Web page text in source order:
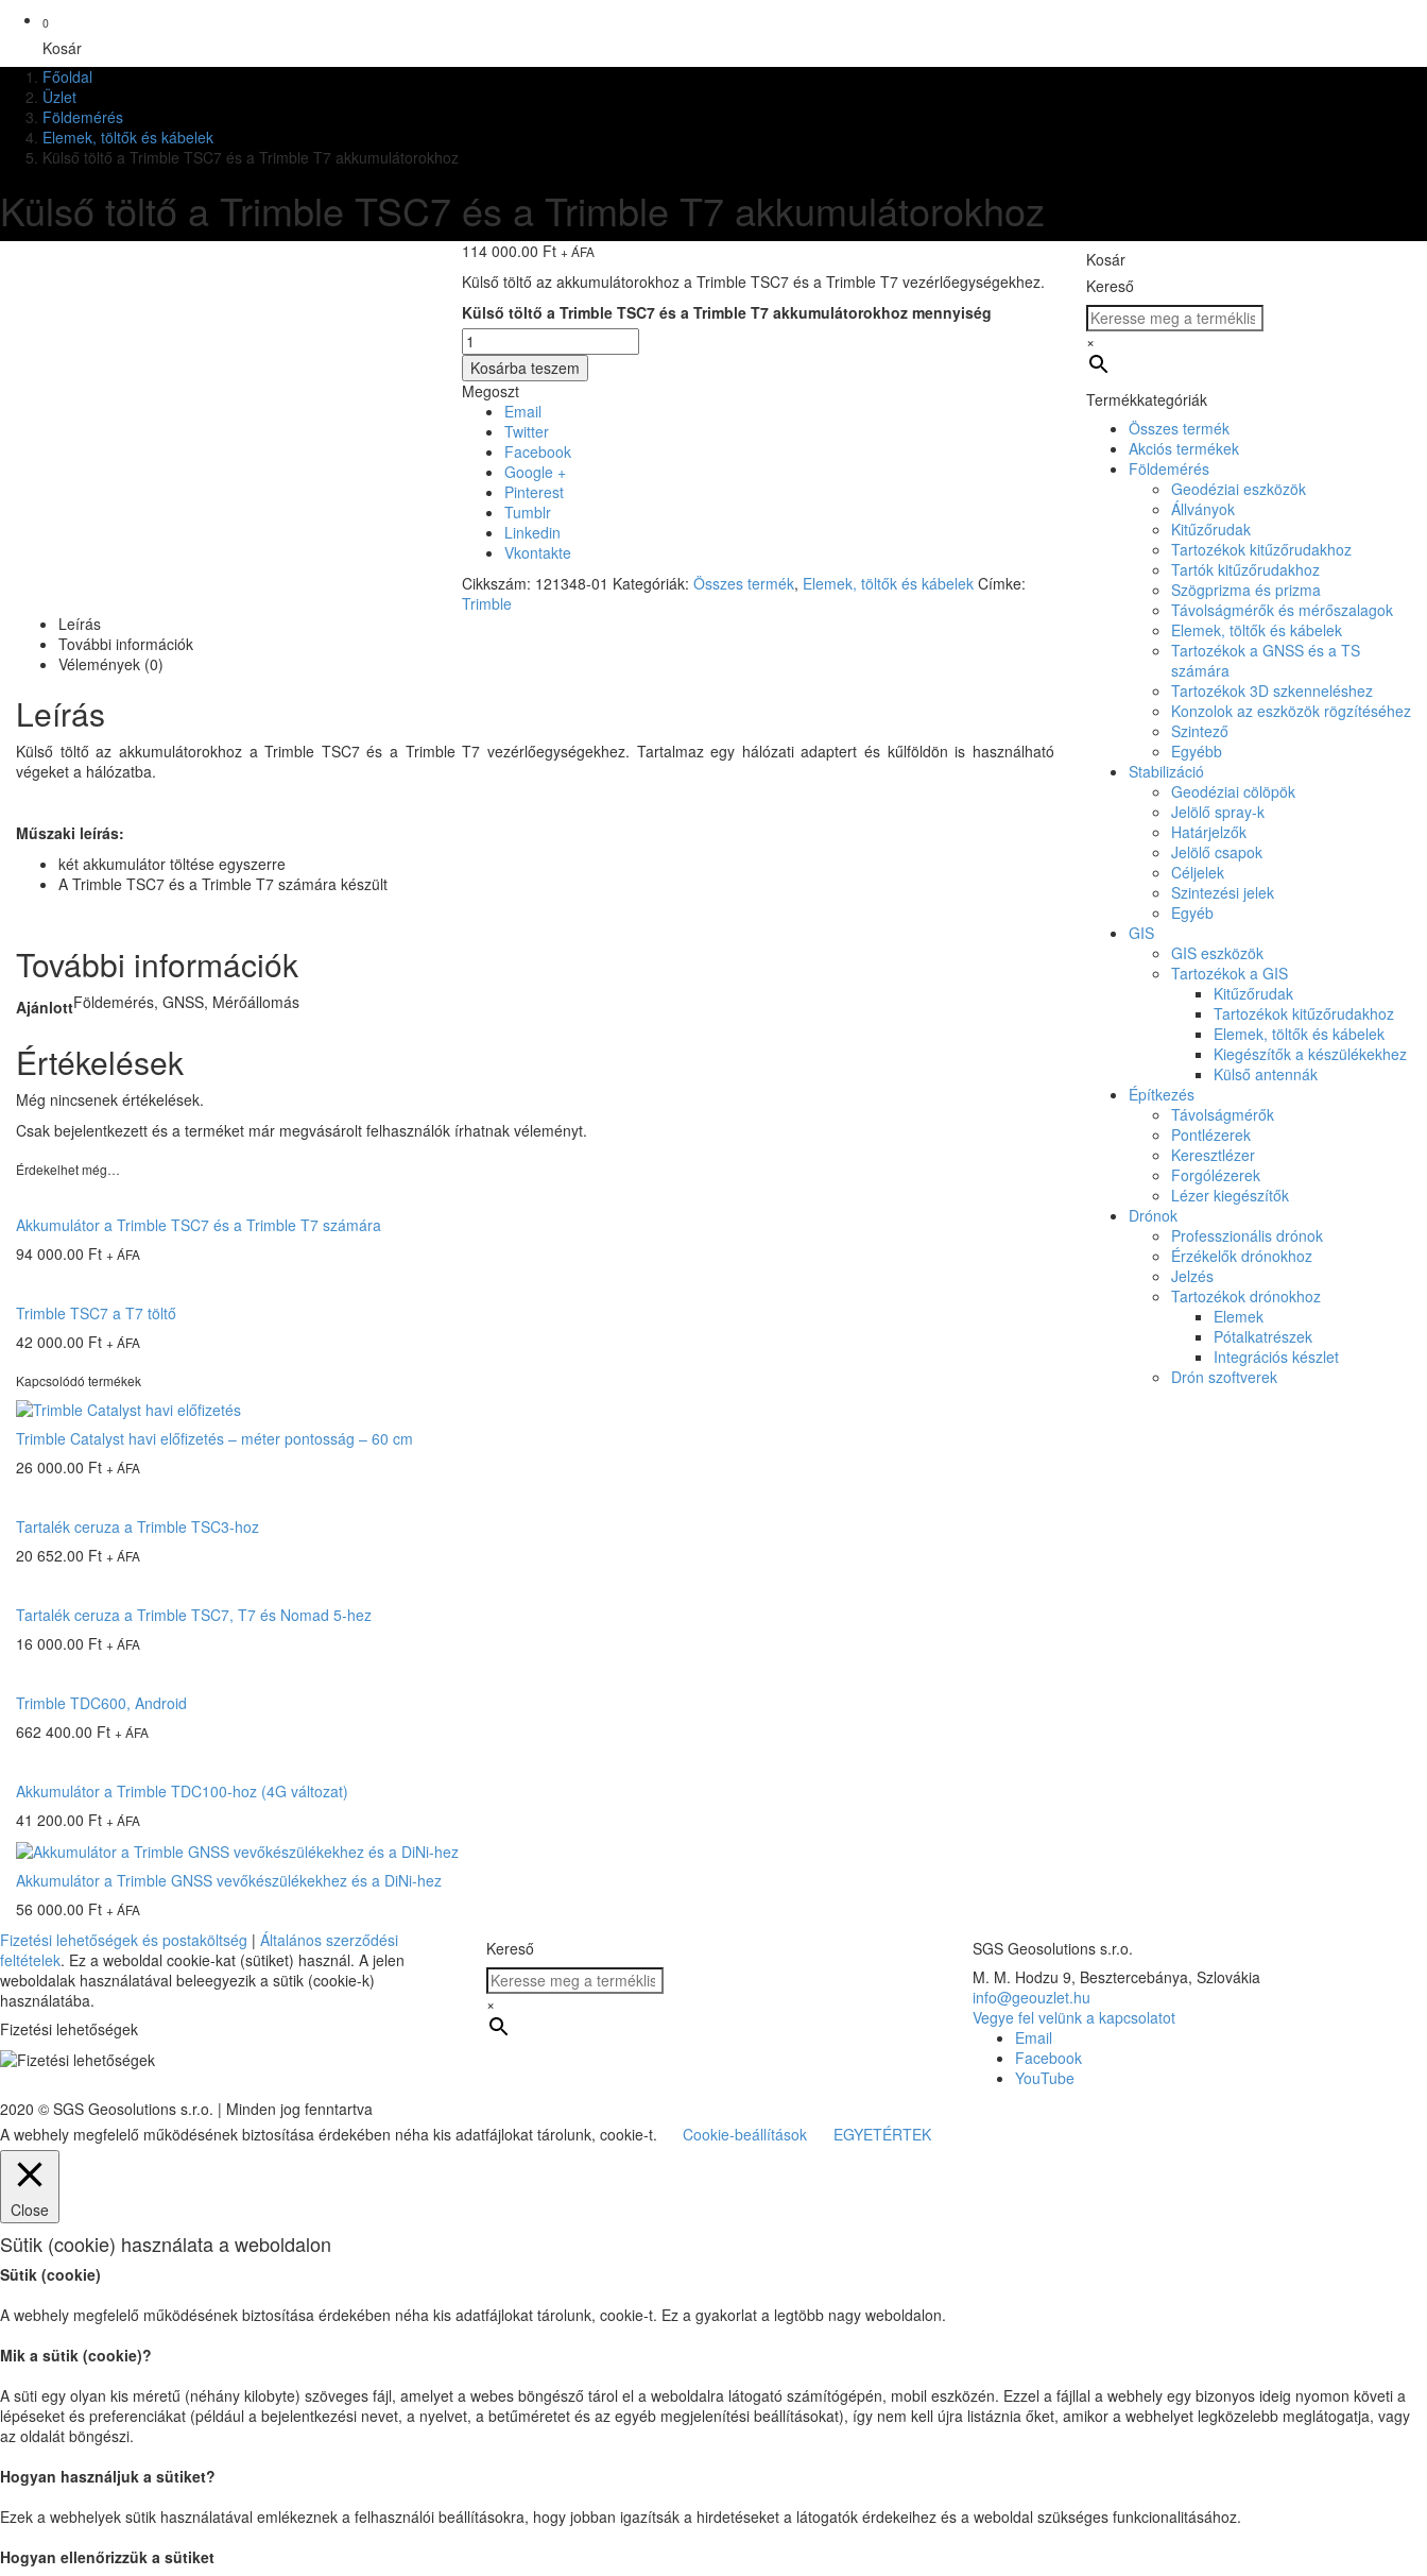
0
Kosár
Főoldal
Üzlet
Földemérés
Elemek, töltők és kábelek
Külső töltő a Trimble TSC7 és a Trimble T7 akkumulátorokhoz
Külső töltő a Trimble TSC7 és a Trimble T7 akkumulátorokhoz
114 000.00 Ft + ÁFA
Külső töltő az akkumulátorokhoz a Trimble TSC7 és a Trimble T7 vezérlőegységekhez.
Külső töltő a Trimble TSC7 és a Trimble T7 akkumulátorokhoz mennyiség
Kosárba teszem
Megoszt
Email
Twitter
Facebook
Google +
Pinterest
Tumblr
Linkedin
Vkontakte
Cikkszám: 121348-01 Kategóriák: Összes termék, Elemek, töltők és kábelek Címke:
Trimble
Leírás
További információk
Vélemények (0)
Leírás
Külső töltő az akkumulátorokhoz a Trimble TSC7 és a Trimble T7 vezérlőegységekhez. Tartalmaz egy hálózati adaptert és kűlföldön is használható
végeket a hálózatba.
Műszaki leírás:
két akkumulátor töltése egyszerre
A Trimble TSC7 és a Trimble T7 számára készült
További információk
AjánlottFöldemérés, GNSS, Mérőállomás
Értékelések
Még nincsenek értékelések.
Csak bejelentkezett és a terméket már megvásárolt felhasználók írhatnak véleményt.
Érdekelhet még…
Akkumulátor a Trimble TSC7 és a Trimble T7 számára
94 000.00 Ft + ÁFA
Trimble TSC7 a T7 töltő
42 000.00 Ft + ÁFA
Kapcsolódó termékek
Trimble Catalyst havi előfizetés – méter pontosság – 60 cm
26 000.00 Ft + ÁFA
Tartalék ceruza a Trimble TSC3-hoz
20 652.00 Ft + ÁFA
Tartalék ceruza a Trimble TSC7, T7 és Nomad 5-hez
16 000.00 Ft + ÁFA
Trimble TDC600, Android
662 400.00 Ft + ÁFA
Akkumulátor a Trimble TDC100-hoz (4G változat)
41 200.00 Ft + ÁFA
Akkumulátor a Trimble GNSS vevőkészülékekhez és a DiNi-hez
56 000.00 Ft + ÁFA
Kosár
Kereső
×
Termékkategóriák
Összes termék
Akciós termékek
Földemérés
Geodéziai eszközök
Állványok
Kitűzőrudak
Tartozékok kitűzőrudakhoz
Tartók kitűzőrudakhoz
Szögprizma és prizma
Távolságmérők és mérőszalagok
Elemek, töltők és kábelek
Tartozékok a GNSS és a TS
számára
Tartozékok 3D szkenneléshez
Konzolok az eszközök rögzítéséhez
Szintező
Egyébb
Stabilizáció
Geodéziai cölöpök
Jelölő spray-k
Határjelzők
Jelölő csapok
Céljelek
Szintezési jelek
Egyéb
GIS
GIS eszközök
Tartozékok a GIS
Kitűzőrudak
Tartozékok kitűzőrudakhoz
Elemek, töltők és kábelek
Kiegészítők a készülékekhez
Külső antennák
Építkezés
Távolságmérők
Pontlézerek
Keresztlézer
Forgólézerek
Lézer kiegészítők
Drónok
Professzionális drónok
Érzékelők drónokhoz
Jelzés
Tartozékok drónokhoz
Elemek
Pótalkatrészek
Integrációs készlet
Drón szoftverek
Fizetési lehetőségek és postaköltség | Általános szerződési
feltételek. Ez a weboldal cookie-kat (sütiket) használ. A jelen
weboldalak használatával beleegyezik a sütik (cookie-k)
használatába.
Fizetési lehetőségek
Kereső
×
SGS Geosolutions s.r.o.
M. M. Hodzu 9, Besztercebánya, Szlovákia
info@geouzlet.hu
Vegye fel velünk a kapcsolatot
Email
Facebook
YouTube
2020 © SGS Geosolutions s.r.o. | Minden jog fenntartva
A webhely megfelelő működésének biztosítása érdekében néha kis adatfájlokat tárolunk, cookie-t.
Cookie-beállítások EGYETÉRTEK
Close
Sütik (cookie) használata a weboldalon
Sütik (cookie)
A webhely megfelelő működésének biztosítása érdekében néha kis adatfájlokat tárolunk, cookie-t. Ez a gyakorlat a legtöbb nagy weboldalon.
Mik a sütik (cookie)?
A süti egy olyan kis méretű (néhány kilobyte) szöveges fájl, amelyet a webes böngésző tárol el a weboldalra látogató számítógépén, mobil eszközén. Ezzel a fájllal a webhely egy bizonyos ideig nyomon követi a
lépéseket és preferenciákat (például a bejelentkezési nevet, a nyelvet, a betűméretet és az egyéb megjelenítési beállításokat), így nem kell újra listáznia őket, amikor a webhelyet legközelebb meglátogatja, vagy
az oldalát böngészi.
Hogyan használjuk a sütiket?
Ezek a webhelyek sütik használatával emlékeznek a felhasználói beállításokra, hogy jobban igazítsák a hirdetéseket a látogatók érdekeihez és a weboldal szükséges funkcionalitásához.
Hogyan ellenőrizzük a sütiket